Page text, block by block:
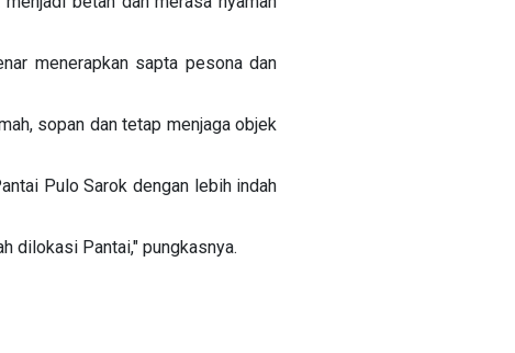
menerapkan sapta pesona dan
sopan dan tetap menjaga objek
Pulo Sarok dengan lebih indah
dilokasi Pantai," pungkasnya.